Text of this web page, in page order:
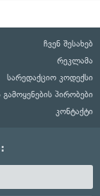
ჩვენ შესახებ
რეკლამა
სარედაქციო კოდექსი
პირობები
კონტაქტი